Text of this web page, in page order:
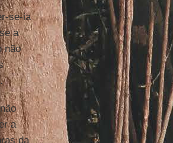
se-ia
a
não
a
da